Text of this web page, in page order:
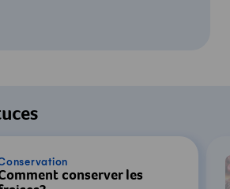
au traitement des données
est requis. Pour plus de
confidentialité
conserver les